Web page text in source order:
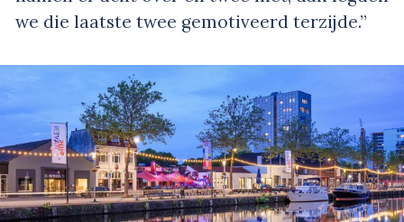
we die laatste twee gemotiveerd terzijde.”